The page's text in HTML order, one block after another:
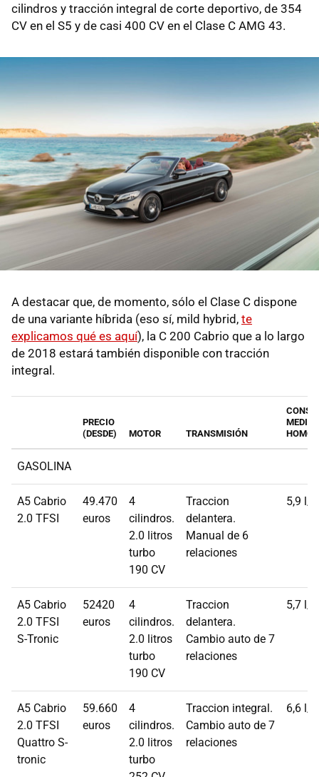
cilindros y tracción integral de corte deportivo, de 354
CV en el S5 y de casi 400 CV en el Clase C AMG 43.
A destacar que, de momento, sólo el Clase C dispone
de una variante híbrida (eso sí, mild hybrid, te
explicamos qué es aquí), la C 200 Cabrio que a lo largo
de 2018 estará también disponible con tracción
integral.
PRECIO
(DESDE)
MOTOR TRANSMISIÓN
MEDIO
GASOLINA
A5 Cabrio
2.0 TFSI
49.470
euros
4
cilindros.
2.0 litros
turbo
190 CV
Traccion
delantera.
Manual de 6
relaciones
5,9 l/
A5 Cabrio
2.0 TFSI
S-Tronic
52420
euros
4
cilindros.
2.0 litros
turbo
190 CV
Traccion
delantera.
Cambio auto de 7
relaciones
5,7 l/
A5 Cabrio
2.0 TFSI
Quattro S-
tronic
59.660
euros
4
cilindros.
2.0 litros
turbo
Traccion integral.
Cambio auto de 7
relaciones
6,6 l/